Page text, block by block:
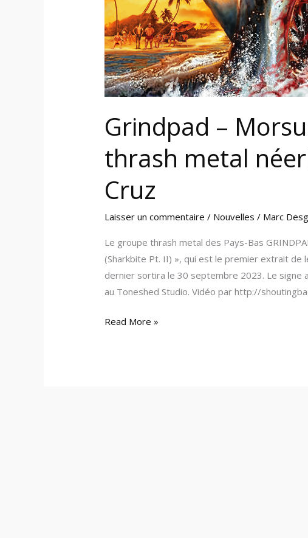
Grindpad –
thrash metal
Cruz
Laisser un commentaire / Nouvelles / Marc
Le groupe thrash metal des Pays-Bas
(Sharkbite Pt. II) », qui est le premier extrait de
dernier sortira le 30 septembre 2023. Le
au Toneshed Studio. Vidéo par http://
néerlandais
à
Santa
Cruz
Read More »